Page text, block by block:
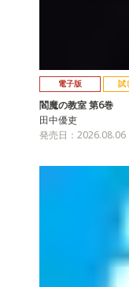
電子版 試
閻魔の教室 第6巻
田中優吏
発売日：2026.08.06